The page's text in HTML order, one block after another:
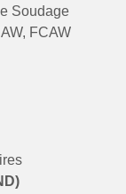
Soudage
FCAW